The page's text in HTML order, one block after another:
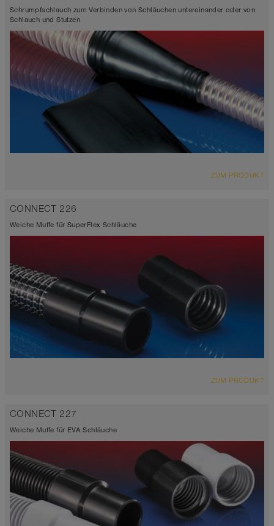
Schrumpfschlauch zum Verbinden von Schläuchen untereinander oder von
Schlauch und Stutzen
ZUM PRODUKT
CONNECT 226
Weiche Muffe für SuperFlex Schläuche
ZUM PRODUKT
CONNECT 227
Weiche Muffe für EVA Schläuche